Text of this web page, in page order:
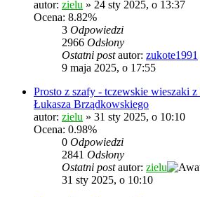
autor: zielu » 24 sty 2025, o 13:37
Ocena: 8.82%
3 Odpowiedzi
2966 Odsłony
Ostatni postautor: zukote1991
9 maja 2025, o 17:55
Prosto z szafy - tczewskie wieszaki
Łukasza Brządkowskiego
autor: zielu » 31 sty 2025, o 10:10
Ocena: 0.98%
0 Odpowiedzi
2841 Odsłony
Ostatni postautor: zielu
31 sty 2025, o 10:10